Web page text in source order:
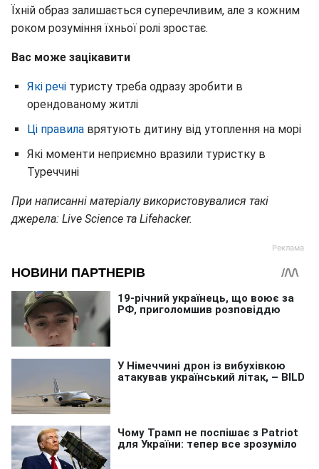
Їхній образ залишається суперечливим, але з кожним
роком розуміння їхньої ролі зростає.
Вас може зацікавити
Які речі туристу треба одразу зробити в
орендованому житлі
Ці правила врятують дитину від утоплення на морі
Які моменти неприємно вразили туристку в
Туреччині
При написанні матеріалу використовувалися такі
джерела: Live Science та Lifehacker.